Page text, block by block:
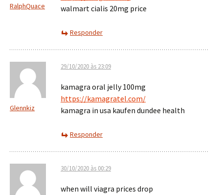
RalphQuace
walmart cialis 20mg price
Responder
Glennkiz
29/10/2020 às 23:09
kamagra oral jelly 100mg
https://kamagratel.com/
kamagra in usa kaufen dundee health
Responder
30/10/2020 às 00:29
when will viagra prices drop